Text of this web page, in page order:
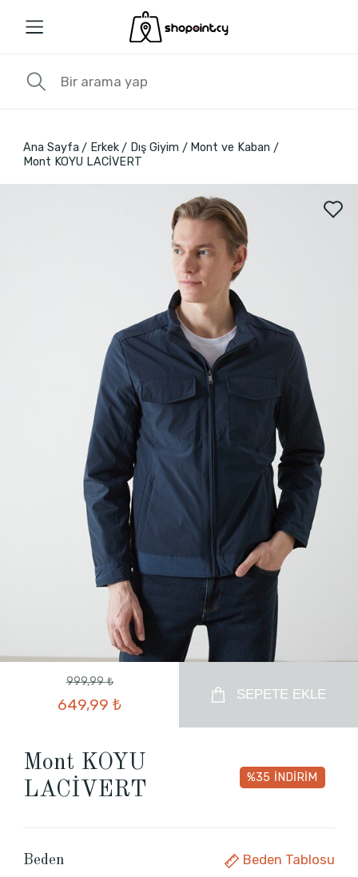
Ana Sayfa Erkek Dış Giyim
Mont ve Kaban
Mont KOYU LACİVERT
999,99 ₺
649,99 ₺
SEPETE EKLE
Mont KOYU
LACİVERT
%35 İNDİRİM
Beden Beden Tablosu